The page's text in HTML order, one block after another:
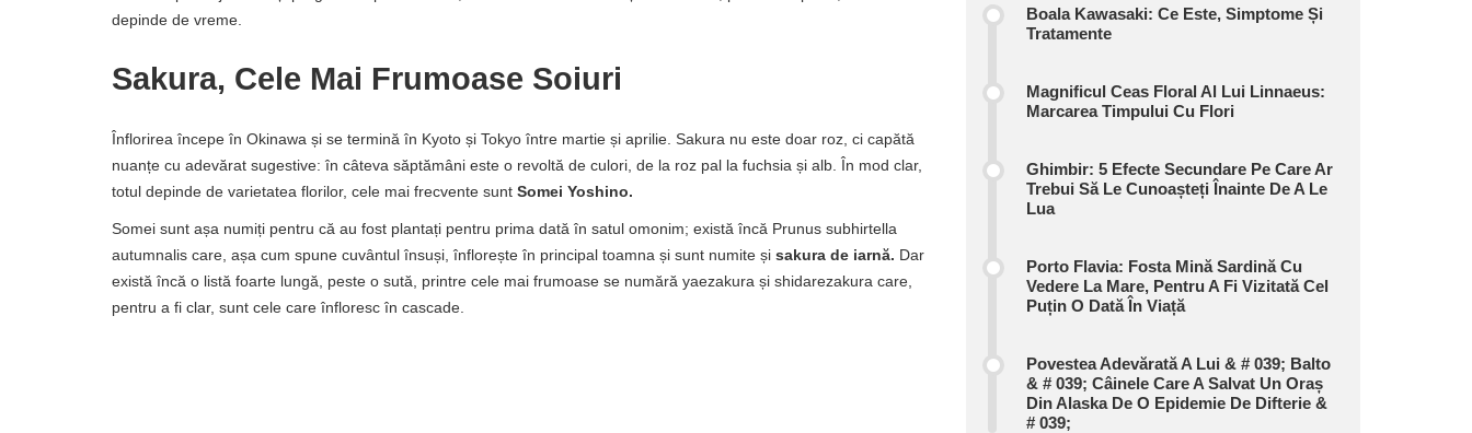
depinde de vreme.
Sakura, Cele Mai Frumoase Soiuri
Înflorirea începe în Okinawa și se termină în Kyoto și Tokyo între martie și aprilie. Sakura nu este doar roz, ci capătă
nuanțe cu adevărat sugestive: în câteva săptămâni este o revoltă de culori, de la roz pal la fuchsia și alb. În mod clar,
totul depinde de varietatea florilor, cele mai frecvente sunt Somei Yoshino.
Somei sunt așa numiți pentru că au fost plantați pentru prima dată în satul omonim; există încă Prunus subhirtella
autumnalis care, așa cum spune cuvântul însuși, înflorește în principal toamna și sunt numite și sakura de iarnă. Dar
există încă o listă foarte lungă, peste o sută, printre cele mai frumoase se numără yaezakura și shidarezakura care,
pentru a fi clar, sunt cele care înfloresc în cascade.
Boala Kawasaki: Ce Este, Simptome Și
Tratamente
Magnificul Ceas Floral Al Lui Linnaeus:
Marcarea Timpului Cu Flori
Ghimbir: 5 Efecte Secundare Pe Care Ar
Trebui Să Le Cunoașteți Înainte De A Le
Lua
Porto Flavia: Fosta Mină Sardină Cu
Vedere La Mare, Pentru A Fi Vizitată Cel
Puțin O Dată În Viață
Povestea Adevărată A Lui & # 039; Balto
& # 039; Câinele Care A Salvat Un Oraș
Din Alaska De O Epidemie De Difterie &
# 039;